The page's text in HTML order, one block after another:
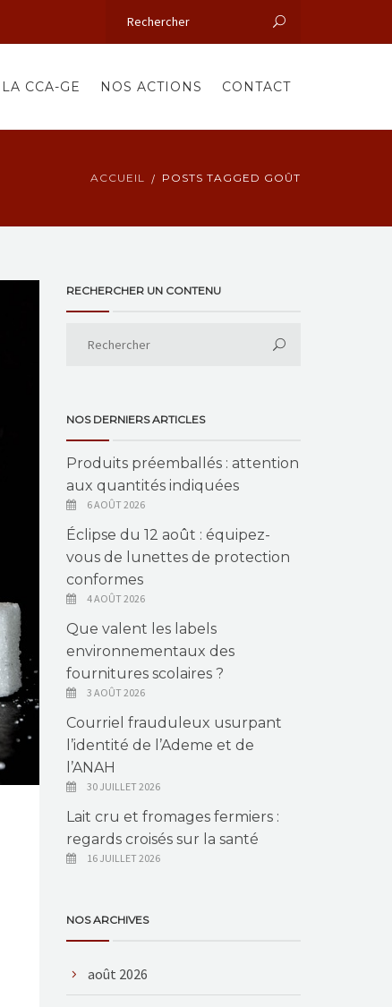
LA CCA-GE NOS ACTIONS CONTACT
ACCUEIL POSTS TAGGED GOÛT
RECHERCHER UN CONTENU
NOS DERNIERS ARTICLES
Produits préemballés : attention
aux quantités indiquées
6 AOÛT 2026
Éclipse du 12 août : équipez-
vous de lunettes de protection
conformes
4 AOÛT 2026
Que valent les labels
environnementaux des
fournitures scolaires ?
3 AOÛT 2026
Courriel frauduleux usurpant
l’identité de l’Ademe et de
l’ANAH
30 JUILLET 2026
Lait cru et fromages fermiers :
regards croisés sur la santé
16 JUILLET 2026
NOS ARCHIVES
août 2026